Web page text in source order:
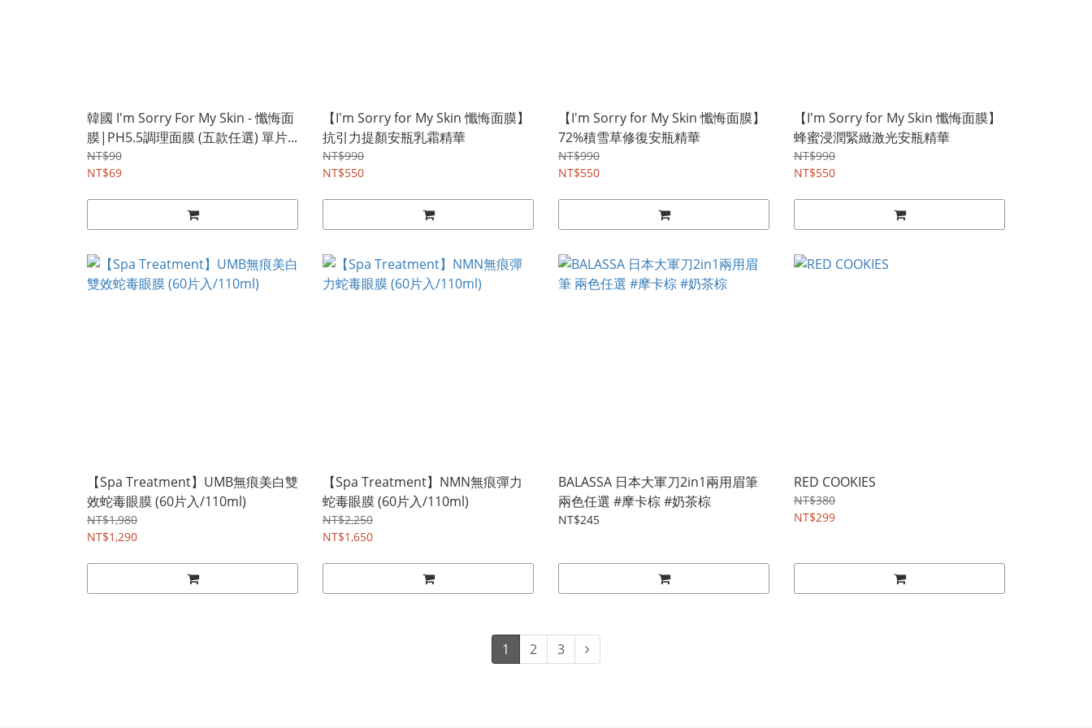
韓國 I'm Sorry For My Skin - 懺悔面
膜|PH5.5調理面膜 (五款任選) 單片...
NT$90
NT$69
【I'm Sorry for My Skin 懺悔面膜】
抗引力提顏安瓶乳霜精華
NT$990
NT$550
【I'm Sorry for My Skin 懺悔面膜】
72%積雪草修復安瓶精華
NT$990
NT$550
【I'm Sorry for My Skin 懺悔面膜】
蜂蜜浸潤緊緻激光安瓶精華
NT$990
NT$550
【Spa Treatment】UMB無痕美白雙
效蛇毒眼膜 (60片入/110ml)
NT$1,980
NT$1,290
【Spa Treatment】NMN無痕彈力
蛇毒眼膜 (60片入/110ml)
NT$2,250
NT$1,650
BALASSA 日本大軍刀2in1兩用眉筆
兩色任選 #摩卡棕 #奶茶棕
NT$245
RED COOKIES
NT$380
NT$299
1 2 3